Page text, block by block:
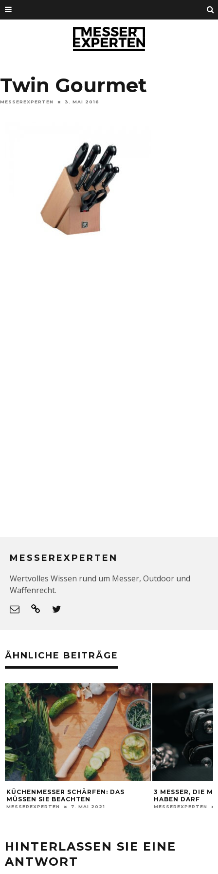
Twin Gourmet
MESSEREXPERTEN 3. MAI 2016
MESSEREXPERTEN
Wertvolles Wissen rund um Messer, Outdoor und
Waffenrecht.
ÄHNLICHE BEITRÄGE
KÜCHENMESSER SCHÄRFEN: DAS
MÜSSEN SIE BEACHTEN
MESSEREXPERTEN 7. MAI 2021
3 MESSER, DIE
HABEN DARF
MESSEREXPERTEN
HINTERLASSEN SIE EINE
ANTWORT